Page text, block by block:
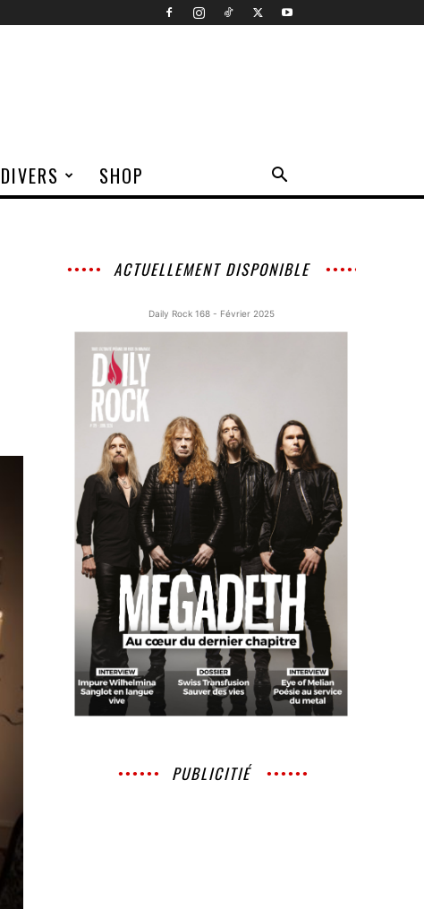
DIVERS SHOP
ACTUELLEMENT DISPONIBLE
Daily Rock 168 - Février 2025
PUBLICITIÉ